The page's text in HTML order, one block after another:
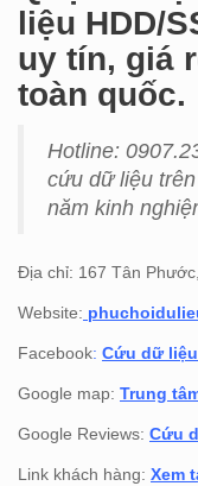
liệu HDD/
uy tín, giá
toàn quốc.
Hotline:
cứu dữ liệu
năm kinh
Địa chỉ: 167 Tân
Website:
Facebook: Cứu dữ
Google map: Trung
Google Reviews: Cứu
Link khách hàng: Xem